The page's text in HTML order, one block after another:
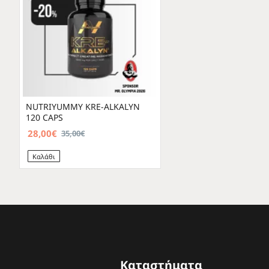
NUTRIYUMMY KRE-ALKALYN
120 CAPS
28,00€ 35,00€
Καλάθι
Καταστήματα